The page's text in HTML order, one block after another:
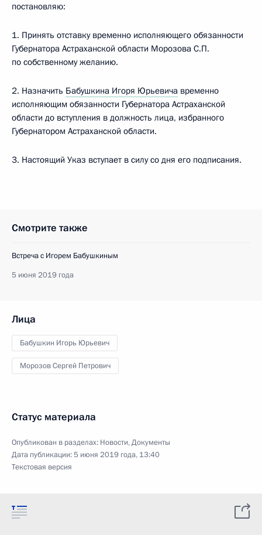
постановляю:
1. Принять отставку временно исполняющего обязанности
Губернатора Астраханской области Морозова С.П.
по собственному желанию.
2. Назначить Бабушкина Игоря Юрьевича временно
исполняющим обязанности Губернатора Астраханской
области до вступления в должность лица, избранного
Губернатором Астраханской области.
3. Настоящий Указ вступает в силу со дня его подписания.
Смотрите также
Встреча с Игорем Бабушкиным
5 июня 2019 года
Лица
Бабушкин Игорь Юрьевич
Морозов Сергей Петрович
Статус материала
Опубликован в разделах: Новости,Документы
Дата публикации:5 июня 2019 года, 13:40
Текстовая версия